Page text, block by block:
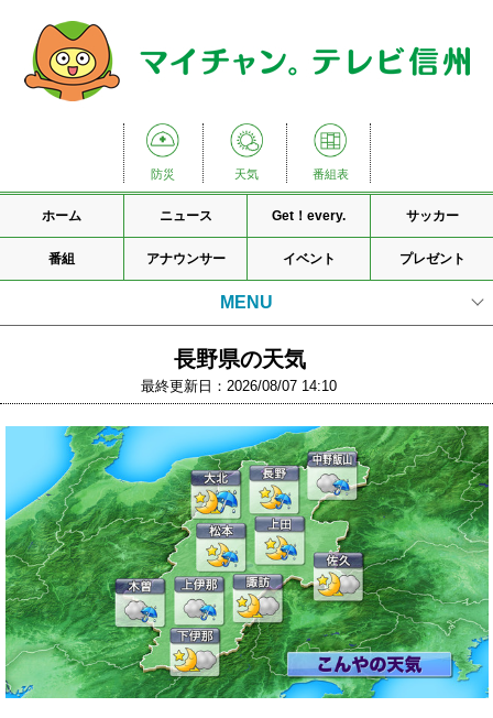
防災 天気 番組表
ホーム ニュース Get！every. サッカー
番組 アナウンサー イベント プレゼント
MENU
気象警報・注意報
気温
週間天気予報
近県の天気
衛星画像
長野県の天気
最終更新日：2026/08/07 14:10